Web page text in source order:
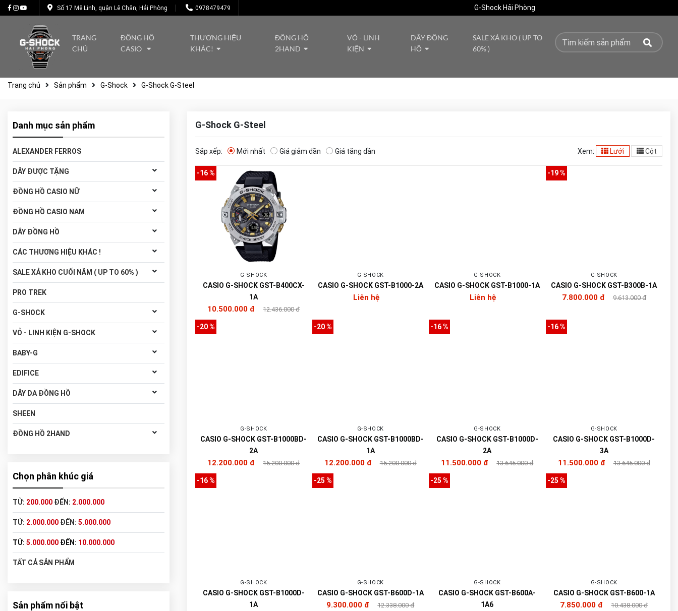
Số 17 Mê Linh, quận Lê Chân, Hải Phòng 0978479479 G-Shock Hải Phòng
TRANG
CHỦ
ĐỒNG HỒ
CASIO
THƯƠNG HIỆU
KHÁC!
ĐỒNG HỒ
2HAND
VỎ - LINH
KIỆN
DÂY ĐỒNG
HỒ
SALE XẢ KHO ( UP TO
60% )
Trang chủ Sản phẩm G-Shock G-Shock G-Steel
Danh mục sản phẩm
ALEXANDER FERROS
DÂY ĐƯỢC TẶNG
ĐỒNG HỒ CASIO NỮ
ĐỒNG HỒ CASIO NAM
DÂY ĐỒNG HỒ
CÁC THƯƠNG HIỆU KHÁC !
SALE XẢ KHO CUỐI NĂM ( UP TO 60% )
PRO TREK
G-SHOCK
VỎ - LINH KIỆN G-SHOCK
BABY-G
EDIFICE
DÂY DA ĐỒNG HỒ
SHEEN
ĐỒNG HỒ 2HAND
Chọn phân khúc giá
TỪ: 200.000 ĐẾN: 2.000.000
TỪ: 2.000.000 ĐẾN: 5.000.000
TỪ: 5.000.000 ĐẾN: 10.000.000
TẤT CẢ SẢN PHẨM
Sản phẩm nổi bật
G-Shock G-Steel
Sắp xếp: Mới nhất Giá giảm dần Giá tăng dần Xem: Lưới Cột
-16 %
G-SHOCK
CASIO G-SHOCK GST-B400CX-
1A
10.500.000 đ 12.436.000 đ
G-SHOCK
CASIO G-SHOCK GST-B1000-2A
Liên hệ
G-SHOCK
CASIO G-SHOCK GST-B1000-1A
Liên hệ
-19 %
G-SHOCK
CASIO G-SHOCK GST-B300B-1A
7.800.000 đ 9.613.000 đ
-20 %
G-SHOCK
CASIO G-SHOCK GST-B1000BD-
2A
12.200.000 đ 15.200.000 đ
-20 %
G-SHOCK
CASIO G-SHOCK GST-B1000BD-
1A
12.200.000 đ 15.200.000 đ
-16 %
G-SHOCK
CASIO G-SHOCK GST-B1000D-
2A
11.500.000 đ 13.645.000 đ
-16 %
G-SHOCK
CASIO G-SHOCK GST-B1000D-
3A
11.500.000 đ 13.645.000 đ
-16 %
G-SHOCK
CASIO G-SHOCK GST-B1000D-
1A
-25 %
G-SHOCK
CASIO G-SHOCK GST-B600D-1A
9.300.000 đ 12.338.000 đ
-25 %
G-SHOCK
CASIO G-SHOCK GST-B600A-
1A6
-25 %
G-SHOCK
CASIO G-SHOCK GST-B600-1A
7.850.000 đ 10.438.000 đ